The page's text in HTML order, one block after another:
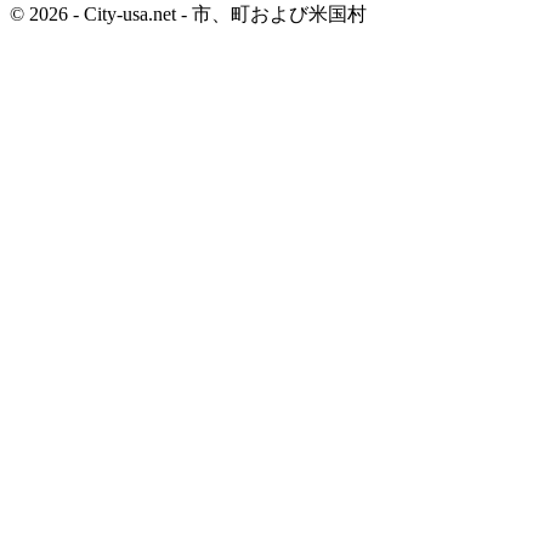
© 2026 - City-usa.net - 市、町および米国村